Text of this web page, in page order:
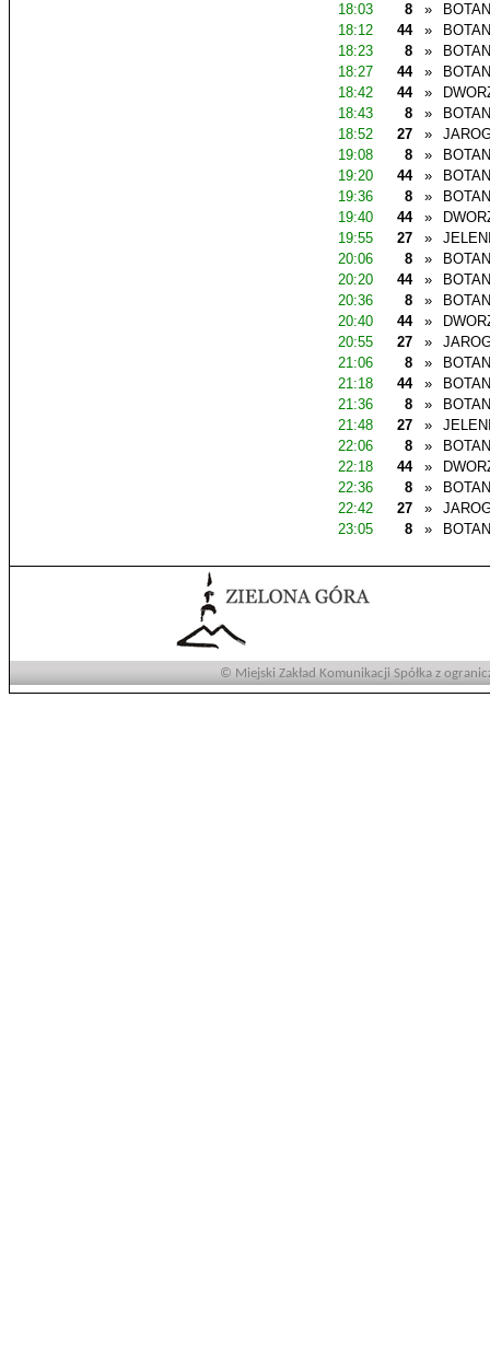
18:03
8 »
18:12
44 »
18:23
8 »
18:27
44 »
18:42
44 »
18:43
8 »
18:52
27 »
19:08
8 »
19:20
44 »
19:36
8 »
19:40
44 »
19:55
27 »
20:06
8 »
20:20
44 »
20:36
8 »
20:40
44 »
20:55
27 »
21:06
8 »
21:18
44 »
21:36
8 »
21:48
27 »
22:06
8 »
22:18
44 »
22:36
8 »
22:42
27 »
23:05
8 »
© Miejski Zakład Komunikacji Spółka z